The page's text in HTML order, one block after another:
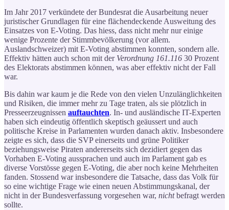
Im Jahr 2017 verkündete der Bundesrat die Ausarbeitung neuer
juristischer Grundlagen für eine flächendeckende Ausweitung des
Einsatzes von E-Voting. Das hiess, dass nicht mehr nur einige
wenige Prozente der Stimmbevölkerung (vor allem.
Auslandschweizer) mit E-Voting abstimmen konnten, sondern alle.
Effektiv hätten auch schon mit der Verordnung 161.116 30 Prozent
des Elektorats abstimmen können, was aber effektiv nicht der Fall
war.
Bis dahin war kaum je die Rede von den vielen Unzulänglichkeiten
und Risiken, die immer mehr zu Tage traten, als sie plötzlich in
Presseerzeugnissen auftauchten. In- und ausländische IT-Experten
haben sich eindeutig öffentlich skeptisch geäussert und auch
politische Kreise in Parlamenten wurden danach aktiv. Insbesondere
zeigte es sich, dass die SVP einerseits und grüne Politiker
beziehungsweise Piraten andererseits sich dezidiert gegen das
Vorhaben E-Voting aussprachen und auch im Parlament gab es
diverse Vorstösse gegen E-Voting, die aber noch keine Mehrheiten
fanden. Stossend war insbesondere die Tatsache, dass das Volk für
so eine wichtige Frage wie einen neuen Abstimmungskanal, der
nicht in der Bundesverfassung vorgesehen war, nichtbefragt werden
sollte.